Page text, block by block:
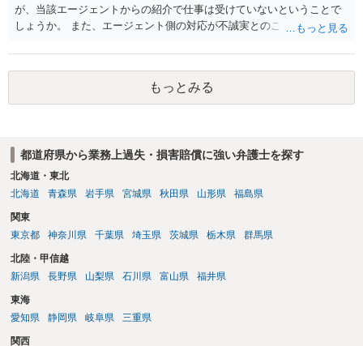
が、当該エージェントからの紹介で仕事は受けていないということで
しょうか。 また、エージェント側の対応が不誠実とのことですが、具
ずは最寄りの法律事務所にご相談されてはいかがでしょうか。
もっとみる
都道府県から業務上過失・損害賠償に強い弁護士を探す
北海道・東北
北海道
青森県 岩手県 宮城県 秋田県 山形県 福島県
関東
東京都
神奈川県 千葉県 埼玉県 茨城県 栃木県 群馬県
北陸・甲信越
新潟県
長野県 山梨県 石川県 富山県 福井県
東海
愛知県
静岡県 岐阜県 三重県
関西